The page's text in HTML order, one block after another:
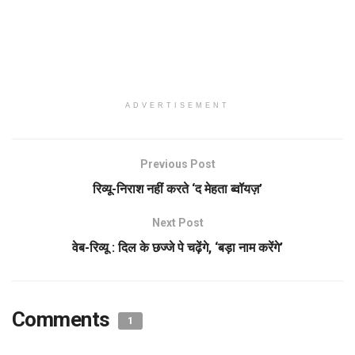
ADVERTISEMENT
Previous Post
रिव्यू-निराश नहीं करते ‘द मेहता ब्वॉयज़’
Next Post
वेब-रिव्यू : दिल के छज्जे पे चढ़ेंगे, ‘बड़ा नाम करेंगे’
Comments 1